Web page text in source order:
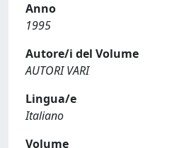
Anno
1995
Autore/i del Volume
AUTORI VARI
Lingua/e
Italiano
Volume